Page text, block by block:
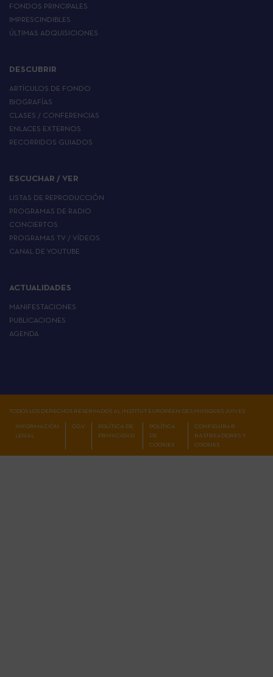
FONDOS PRINCIPALES
IMPRESCINDIBLES
ÚLTIMAS ADQUISICIONES
DESCUBRIR
ARTÍCULOS DE FONDO
BIOGRAFÍAS
CLASES / CONFERENCIAS
ENLACES EXTERNOS
RECORRIDOS GUIADOS
ESCUCHAR / VER
LISTAS DE REPRODUCCIÓN
PROGRAMAS DE RADIO
CONCIERTOS
PROGRAMAS TV / VÍDEOS
CANAL DE YOUTUBE
ACTUALIDADES
MANIFESTACIONES
PUBLICACIONES
AGENDA
TODOS LOS DERECHOS RESERVADOS AL INSTITUT EUROPÉEN DES MUSIQUES JUIVES
INFORMACIÓN
LEGAL
CGV
POLÍTICA DE
PRIVACIDAD
POLÍTICA
DE
COOKIES
CONFIGURAR
RASTREADORES Y
COOKIES